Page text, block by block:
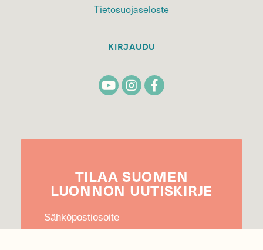
Tietosuojaseloste
KIRJAUDU
TILAA SUOMEN
LUONNON UUTIS­KIRJE
Sähköpostiosoite